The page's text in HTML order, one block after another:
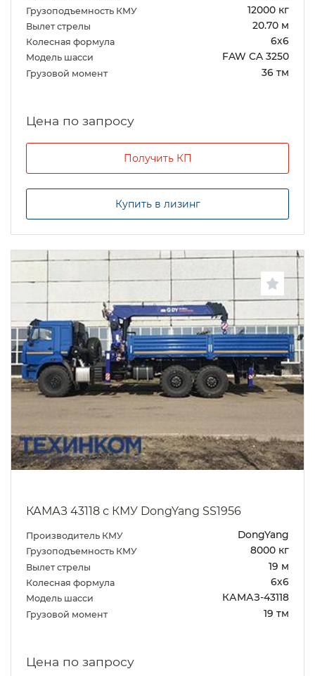
Грузоподъемность КМУ 12000 кг
Вылет стрелы 20.70 м
Колесная формула 6х6
Модель шасси FAW CA 3250
Грузовой момент 36 тм
Цена по запросу
Получить КП
Купить в лизинг
КАМАЗ 43118 с КМУ DongYang SS1956
Производитель КМУ DongYang
Грузоподъемность КМУ 8000 кг
Вылет стрелы 19 м
Колесная формула 6х6
Модель шасси КАМАЗ-43118
Грузовой момент 19 тм
Цена по запросу